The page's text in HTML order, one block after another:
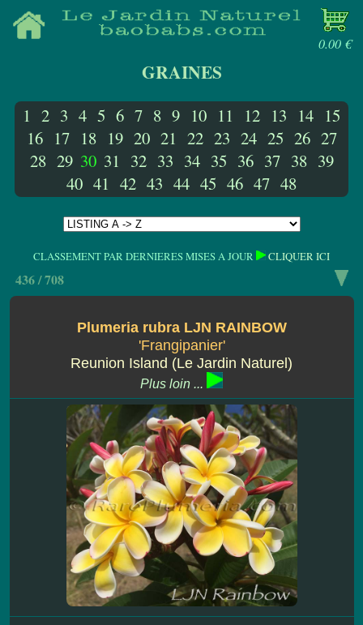
0.00 €
GRAINES
1 2 3 4 5 6 7 8 9 10 11 12 13 14 15
16 17 18 19 20 21 22 23 24 25 26 27
28 29 30 31 32 33 34 35 36 37 38 39
40 41 42 43 44 45 46 47 48
CLASSEMENT PAR DERNIERES MISES A JOUR CLIQUER ICI
436 / 708
Plumeria rubra LJN RAINBOW
'Frangipanier'
Reunion Island (Le Jardin Naturel)
Plus loin ...